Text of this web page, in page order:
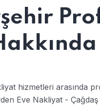
hizmetleri arasında
Eve Nakliyat -